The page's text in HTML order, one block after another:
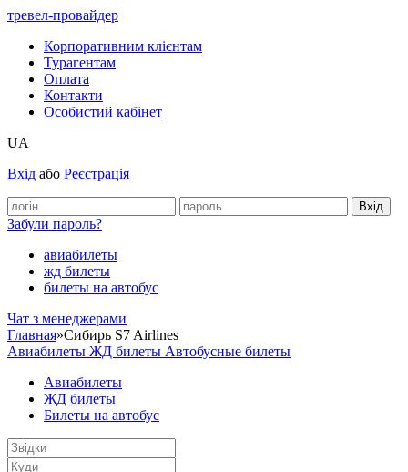
тревел-провайдер
Корпоративним клієнтам
Турагентам
Оплата
Контакти
Особистий кабінет
UA
Вхід або Реєстрація
Забули пароль?
авиабилеты
жд билеты
билеты на автобус
Чат з менеджерами
Главная»Сибирь S7 Airlines
Авиабилеты ЖД билеты Автобусные билеты
Авиабилеты
ЖД билеты
Билеты на автобус